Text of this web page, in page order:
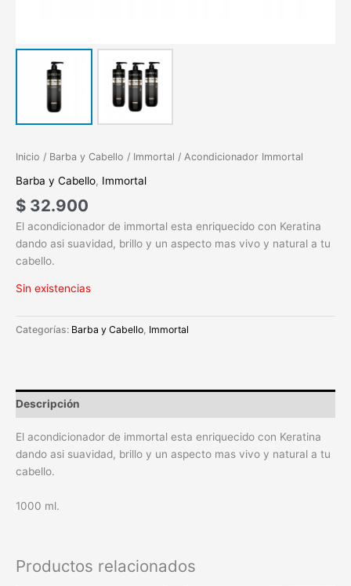
Inicio / Barba y Cabello / Immortal / Acondicionador Immortal
Barba y Cabello, Immortal
$ 32.900
El acondicionador de immortal esta enriquecido con Keratina
dando asi suavidad, brillo y un aspecto mas vivo y natural a tu
cabello.
Sin existencias
Categorías: Barba y Cabello, Immortal
Descripción
El acondicionador de immortal esta enriquecido con Keratina
dando asi suavidad, brillo y un aspecto mas vivo y natural a tu
cabello.
1000 ml.
Productos relacionados